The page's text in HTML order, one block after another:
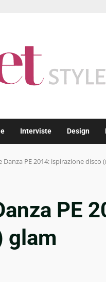
Interviste Design
Danza PE 2014: ispirazione disco
PE
glam